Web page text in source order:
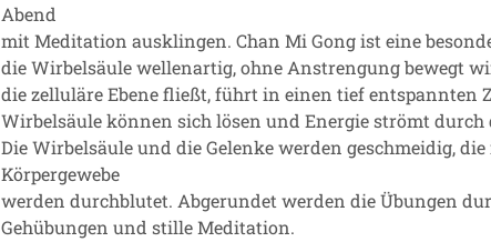
Abend
mit Meditation ausklingen. Chan Mi Gong ist eine
die Wirbelsäule wellenartig, ohne Anstrengung bewegt
die zelluläre Ebene fließt, führt in einen tief entspannten
Wirbelsäule können sich lösen und Energie strömt durch
Die Wirbelsäule und die Gelenke werden geschmeidig,
Körpergewebe
werden durchblutet. Abgerundet werden die Übungen
Gehübungen und stille Meditation.